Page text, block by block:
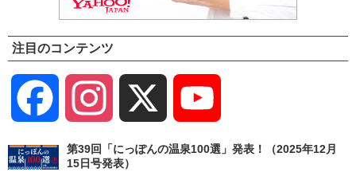
注目のコンテンツ
Facebook Instagram
Channel
第39回「にっぽんの温泉100選」発表！（2025年12月
15日号発表）